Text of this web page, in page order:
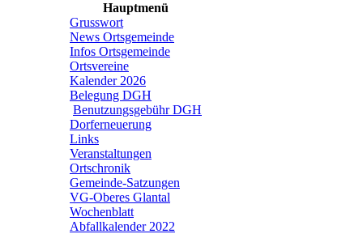
Hauptmenü
Grusswort
News Ortsgemeinde
Infos Ortsgemeinde
Ortsvereine
Kalender 2026
Belegung DGH
Benutzungsgebühr DGH
Dorferneuerung
Links
Veranstaltungen
Ortschronik
Gemeinde-Satzungen
VG-Oberes Glantal
Wochenblatt
Abfallkalender 2022